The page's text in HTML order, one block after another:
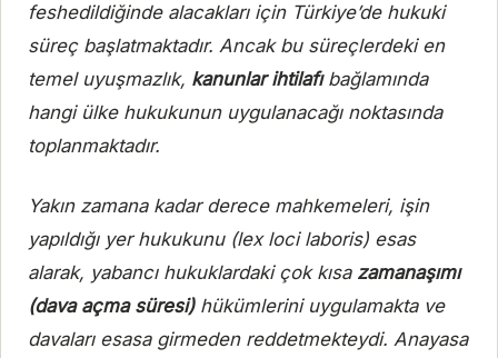
feshedildiğinde alacakları için Türkiye’de hukuki
süreç başlatmaktadır. Ancak bu süreçlerdeki en
temel uyuşmazlık, kanunlar ihtilafıbağlamında
hangi ülke hukukunun uygulanacağı noktasında
toplanmaktadır.
Yakın zamana kadar derece mahkemeleri, işin
yapıldığı yer hukukunu (lex loci laboris) esas
alarak, yabancı hukuklardaki çok kısa zamanaşımı
(dava açma süresi)hükümlerini uygulamakta ve
davaları esasa girmeden reddetmekteydi. Anayasa